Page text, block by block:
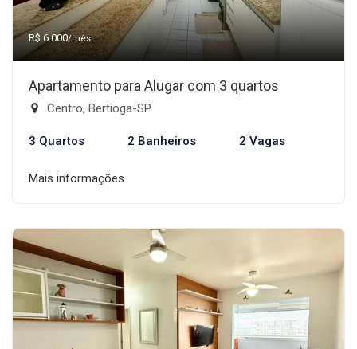
R$ 6.000/mês
Apartamento para Alugar com 3 quartos
Centro, Bertioga-SP
3 Quartos 2 Banheiros 2 Vagas
Mais informações